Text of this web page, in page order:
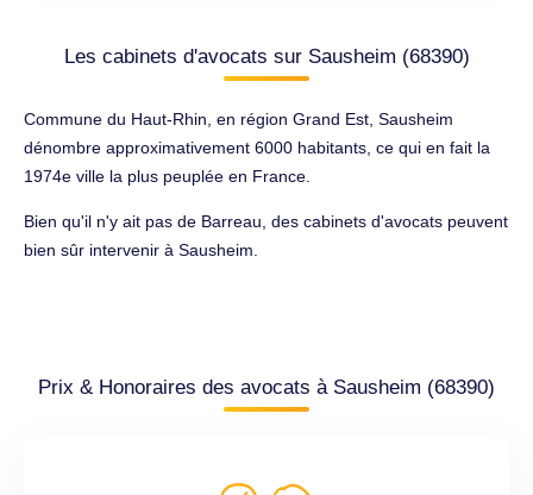
Les cabinets d'avocats sur Sausheim (68390)
Commune du Haut-Rhin, en région Grand Est, Sausheim
dénombre approximativement 6000 habitants, ce qui en fait la
1974e ville la plus peuplée en France.
Bien qu'il n'y ait pas de Barreau, des cabinets d'avocats peuvent
bien sûr intervenir à Sausheim.
Prix & Honoraires des avocats à Sausheim (68390)